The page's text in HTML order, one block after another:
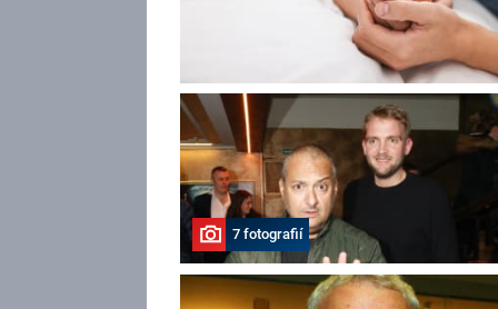
7 fotografií